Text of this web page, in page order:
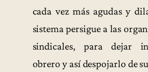
cada vez más agudas y
sistema persigue a las
sindicales, para dejar
obrero y así despojarlo de